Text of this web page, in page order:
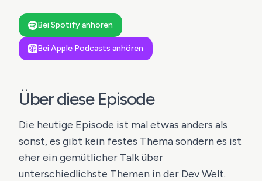
Bei Spotify anhören
Bei Apple Podcasts anhören
Über diese Episode
Die heutige Episode ist mal etwas anders als
sonst, es gibt kein festes Thema sondern es ist
eher ein gemütlicher Talk über
unterschiedlichste Themen in der Dev Welt.